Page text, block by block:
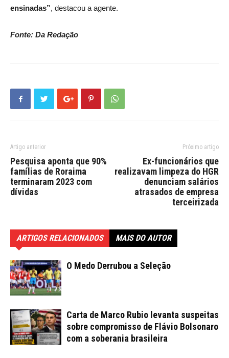
ensinadas”, destacou a agente.
Fonte: Da Redação
Artigo anterior
Pesquisa aponta que 90%
famílias de Roraima
terminaram 2023 com
dívidas
Próximo artigo
Ex-funcionários que
realizavam limpeza do HGR
denunciam salários
atrasados de empresa
terceirizada
ARTIGOS RELACIONADOS MAIS DO AUTOR
O Medo Derrubou a Seleção
Carta de Marco Rubio levanta suspeitas
sobre compromisso de Flávio Bolsonaro
com a soberania brasileira